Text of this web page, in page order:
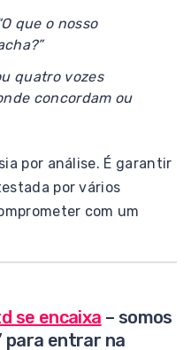
que o nosso
quatro vozes
concordam ou
por análise. É garantir
por vários
com um
se encaixa – somos
para entrar na